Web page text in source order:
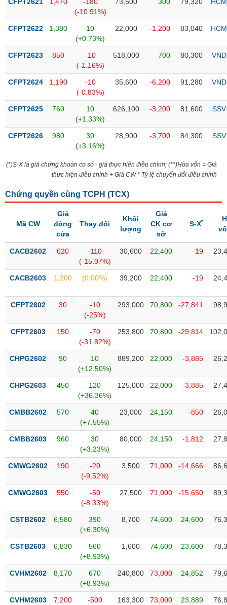
Tâm
thị
trường
(-10.91%)
CFPT2622 1,380
10
(+0.73%)
22,000 -1,200 83,040 HCM
CFPT2623 850
-10
(-1.16%)
518,000 700 80,300 VND
CFPT2624 1,190
-10
(-0.83%)
35,600 -6,200 91,280 VND
CFPT2625 760
10
(+1.33%)
626,100 -3,200 81,600 SSV
CFPT2626 980
30
(+3.16%)
28,900 -3,700 84,300 SSV
(*)S-X là giá chứng khoán cơ sở - giá thực hiện điều chỉnh; (**)Hòa vốn = Giá
thực hiện điều chỉnh + Giá CW * Tỷ lệ chuyển đổi điều chỉnh
Chứng quyền cùng TCPH (TCX)
Mã CW
Giá
đóng
cửa
Thay đổi
Khối
lượng
Giá
CK cơ
sở
S-X*
CACB2602 620
-110
(-15.07%)
30,600 22,400 -19
CACB2603 1,200 (0.00%) 39,200 22,400 -19
CFPT2602 30
-10
(-25%)
293,000 70,800 -27,841
CFPT2603 150
-70
(-31.82%)
253,800 70,800 -29,814
CHPG2602 90
10
(+12.50%)
889,200 22,000 -3,885
CHPG2603 450
120
(+36.36%)
125,000 22,000 -3,885
CMBB2602 570
40
(+7.55%)
23,000 24,150 -850
CMBB2603 960
30
(+3.23%)
80,000 24,150 -1,812
CMWG2602 190
-20
(-9.52%)
3,500 71,000 -14,666
CMWG2603 550
-50
(-8.33%)
27,500 71,000 -15,650
CSTB2602 6,580
390
(+6.30%)
8,700 74,600 24,600
CSTB2603 6,830
560
(+8.93%)
1,600 74,600 23,600
CVHM2602 8,170
670
(+8.93%)
240,800 73,000 24,852
CVHM2603 7,200
-500
163,300 73,000 23,889
DÙNG
THIẾT
YẾU
TIÊU
YẾU
SỨC
KHỎE
TÀI
CÔNG
THÔNG
VỤ
TRUYỀN
ÍCH
BẤT
ĐỘNG